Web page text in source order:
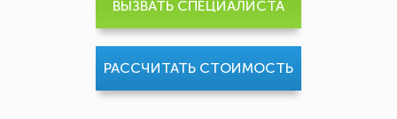
ВЫЗВАТЬ СПЕЦИАЛИСТА
РАССЧИТАТЬ СТОИМОСТЬ